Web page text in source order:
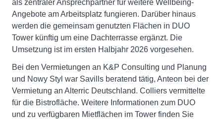
als zentraler Ansprechpartner für weitere Wellbeing-
Angebote am Arbeitsplatz fungieren. Darüber hinaus
werden die gemeinsam genutzten Flächen in DUO
Tower künftig um eine Dachterrasse ergänzt. Die
Umsetzung ist im ersten Halbjahr 2026 vorgesehen.
Bei den Vermietungen an K&P Consulting und Planung
und Nowy Styl war Savills beratend tätig, Anteon bei der
Vermietung an Alterric Deutschland. Colliers vermittelte
für die Bistrofläche. Weitere Informationen zum DUO
und zu verfügbaren Mietflächen im Tower finden Sie